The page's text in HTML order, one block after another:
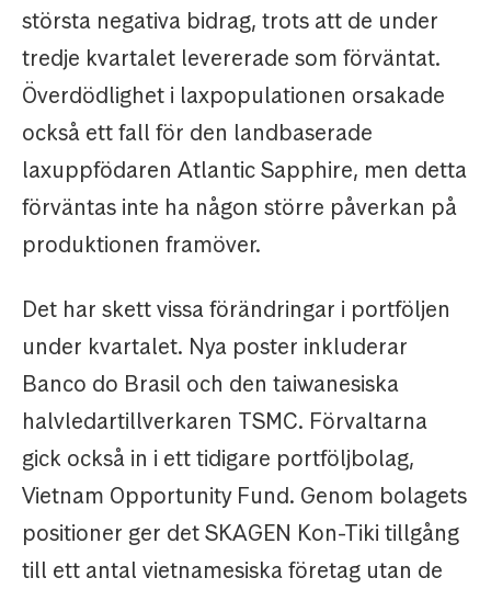
största negativa bidrag, trots att de under
tredje kvartalet levererade som förväntat.
Överdödlighet i laxpopulationen orsakade
också ett fall för den landbaserade
laxuppfödaren Atlantic Sapphire, men detta
förväntas inte ha någon större påverkan på
produktionen framöver.
Det har skett vissa förändringar i portföljen
under kvartalet. Nya poster inkluderar
Banco do Brasil och den taiwanesiska
halvledartillverkaren TSMC. Förvaltarna
gick också in i ett tidigare portföljbolag,
Vietnam Opportunity Fund. Genom bolagets
positioner ger det SKAGEN Kon-Tiki tillgång
till ett antal vietnamesiska företag utan de